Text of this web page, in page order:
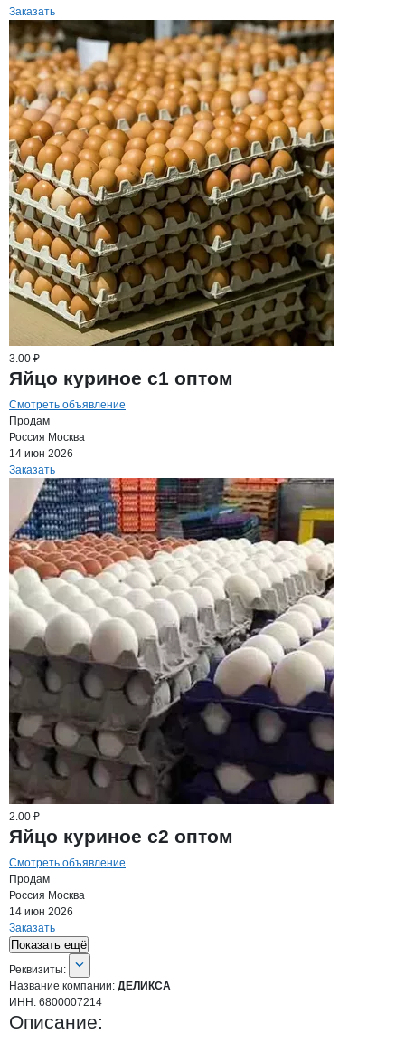
Заказать
3.00 ₽
Яйцо куриное с1 оптом
Смотреть объявление
Продам
Россия Москва
14 июн 2026
Заказать
2.00 ₽
Яйцо куриное с2 оптом
Смотреть объявление
Продам
Россия Москва
14 июн 2026
Заказать
Показать ещё
О компании
Реквизиты
Реквизиты:
Название компании: ДЕЛИКСА
ИНН: 6800007214
Описание: